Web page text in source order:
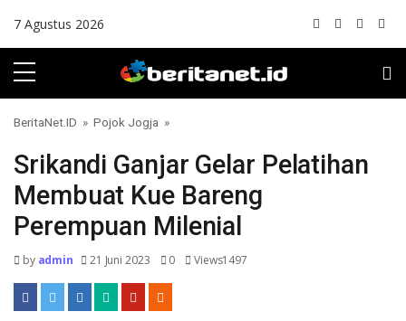
7 Agustus 2026
BeritaNet.ID » Pojok Jogja »
Srikandi Ganjar Gelar Pelatihan
Membuat Kue Bareng
Perempuan Milenial
byadmin 21 Juni 2023 0 Views1497